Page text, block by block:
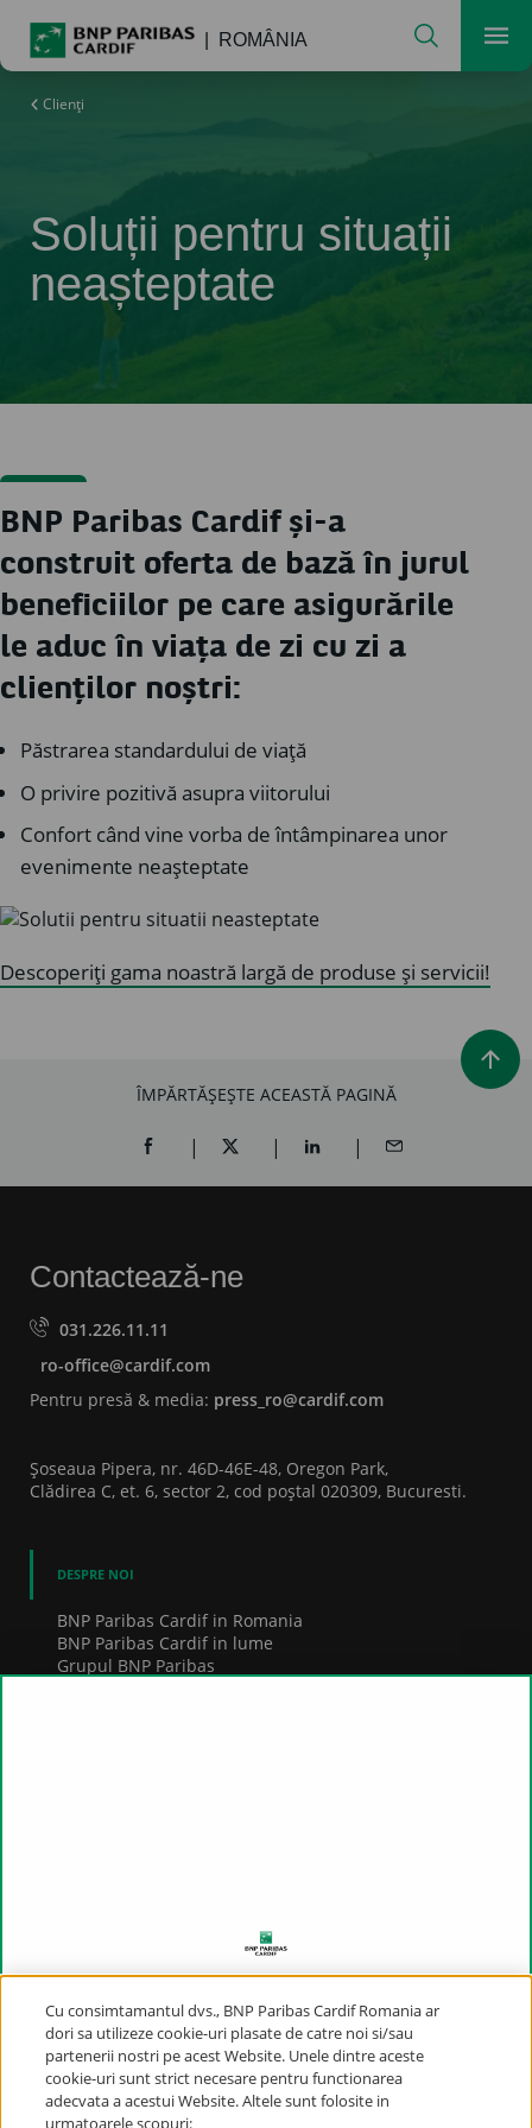
ROMÂNIA Cautare
Clienți
Soluții pentru situații
neașteptate
BNP Paribas Cardif și-a
construit oferta de bază în jurul
beneficiilor pe care asigurările
le aduc în viața de zi cu zi a
clienților noștri:
Păstrarea standardului de viață
O privire pozitivă asupra viitorului
Confort când vine vorba de întâmpinarea unor
evenimente neașteptate
Descoperiți gama noastră largă de produse și servicii!
ÎMPĂRTĂȘEȘTE ACEASTĂ PAGINĂ
SHARE ON FACEBOOK (OPENS A NEW WINDOW)
SHARE ON TWITTER (OPENS A NEW
SHARE ON LINKEDIN
SHARE BY EMAIL
Contactează-ne
031.226.11.11
ro-office@cardif.com
Pentru presă & media: press_ro@cardif.com
Șoseaua Pipera, nr. 46D-46E-48, Oregon Park,
Clădirea C, et. 6, sector 2, cod poștal 020309, Bucuresti.
DESPRE NOI
BNP Paribas Cardif in Romania
BNP Paribas Cardif in lume
Grupul BNP Paribas
Experienta noastra
Solutionarea daunelor
Produsele si solutiile noastre
Oferta noastra
Ce reprezinta un parteneriat pentru noi?
Petițiile/Reclamațiile, precum și
solicitările de soluționare alternativă a
litigiilor, înregistrate în ultimele 3 luni,
Cu consimtamantul dvs., BNP Paribas Cardif Romania ar
dori sa utilizeze cookie-uri plasate de catre noi si/sau
partenerii nostri pe acest Website. Unele dintre aceste
cookie-uri sunt strict necesare pentru functionarea
adecvata a acestui Website. Altele sunt folosite in
urmatoarele scopuri: